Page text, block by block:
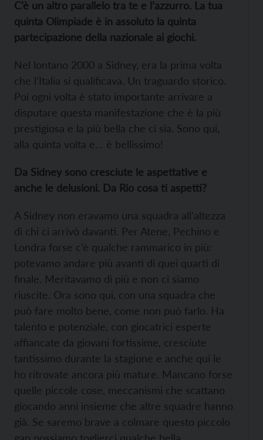
C’è un altro parallelo tra te e l’azzurro. La tua
quinta Olimpiade è in assoluto la quinta
partecipazione della nazionale ai giochi.
Nel lontano 2000 a Sidney, era la prima volta
che l’Italia si qualificava. Un traguardo storico.
Poi ogni volta è stato importante arrivare a
disputare questa manifestazione che è la più
prestigiosa e la più bella che ci sia. Sono qui,
alla quinta volta e… è bellissimo!
Da Sidney sono cresciute le aspettative e
anche le delusioni. Da Rio cosa ti aspetti?
A Sidney non eravamo una squadra all’altezza
di chi ci arrivò davanti. Per Atene, Pechino e
Londra forse c’è qualche rammarico in più:
potevamo andare più avanti di quei quarti di
finale. Meritavamo di più e non ci siamo
riuscite. Ora sono qui, con una squadra che
può fare molto bene, come non può farlo. Ha
talento e potenziale, con giocatrici esperte
affiancate da giovani fortissime, cresciute
tantissimo durante la stagione e anche qui le
ho ritrovate ancora più mature. Mancano forse
quelle piccole cose, meccanismi che scattano
giocando anni insieme che altre squadre hanno
già. Se saremo brave a colmare questo piccolo